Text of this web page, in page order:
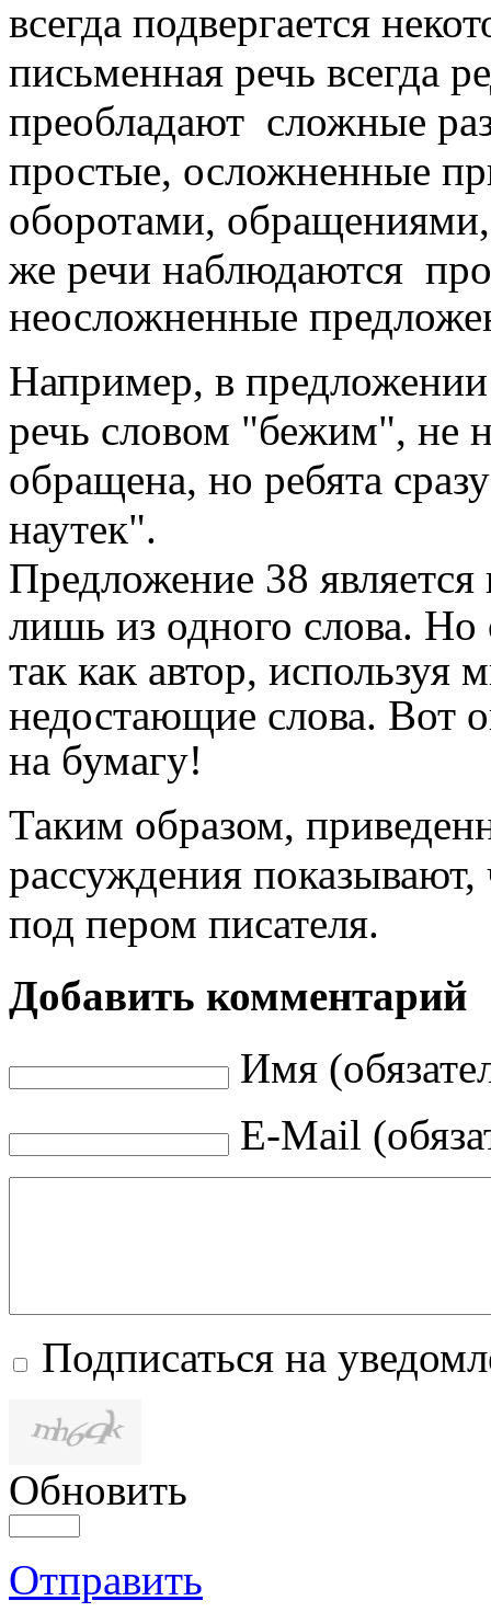
всегда подвергается
письменная речь всегда
преобладают сложные
простые, осложненные
оборотами,
же речи наблюдаются
неосложненные
Например, в предложении
речь словом "бежим", не
обращена, но ребята
наутек".
Предложение 38
лишь из одного слова.
так как автор, используя
недостающие слова. Вот
на бумагу!
Таким образом,
рассуждения показывают,
под пером писателя.
Добавить комментарий
Имя
E-Mail
Подписаться на
Обновить
Отправить